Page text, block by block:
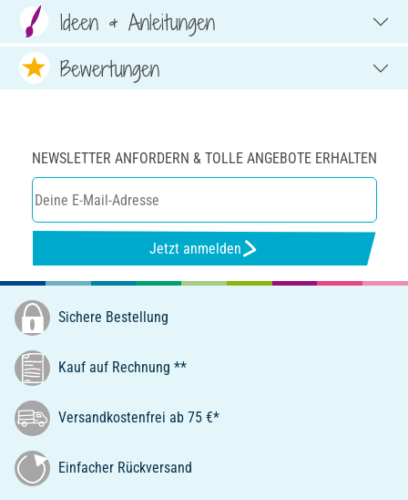
Ideen & Anleitungen
Bewertungen
NEWSLETTER ANFORDERN & TOLLE ANGEBOTE ERHALTEN
Jetzt anmelden
Sichere Bestellung
Kauf auf Rechnung **
Versandkostenfrei ab 75 €*
Einfacher Rückversand